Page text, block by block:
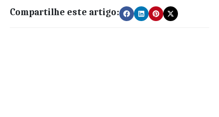
Compartilhe este artigo: